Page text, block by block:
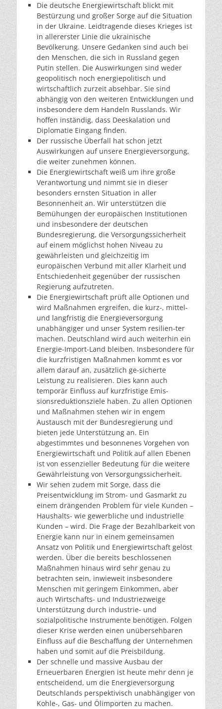
Die deutsche Energiewirtschaft blickt mit
Bestürzung und großer Sorge auf die Situation
in der Ukraine. Leidtragende dieses Krieges ist
in allererster Linie die ukrainische
Bevölkerung. Unsere Gedanken sind auch bei
den Menschen, die sich in Russland gegen
Putin stellen. Die Auswirkungen sind weder
geopolitisch noch energiepolitisch und
wirtschaftlich zurzeit absehbar. Sie sind
abhängig von den weiteren Entwicklungen und
insbesondere dem Handeln Russlands. Wir
hoffen inständig, dass Deeskalation und
Diplomatie Eingang finden.
Der russische Überfall hat schon jetzt
Auswirkungen auf unsere Energieversorgung,
die weiter zunehmen können.
Die Energiewirtschaft weiß um ihre große
Verantwortung und nimmt sie in dieser
besonders ernsten Situation in aller
Besonnenheit an. Wir unterstützen die
Bemühungen der europäischen Institutionen
und insbesondere der deutschen
Bundesregierung, die Versorgungssicherheit
auf einem möglichst hohen Niveau zu
gewährleisten und gleichzeitig im
europäischen Verbund mit aller Klarheit und
Entschiedenheit gegenüber der russischen
Regierung aufzutreten.
Die Energiewirtschaft prüft alle Optionen und
wird Maßnahmen ergreifen, die kurz-, mittel-
und langfristig die Energieversorgung
unabhängiger und unser System resilien-ter
machen. Deutschland wird auch weiterhin ein
Energie-Import-Land bleiben. Insbesondere für
die kurzfristigen Maßnahmen kommt es vor
allem darauf an, zusätzlich ge-sicherte
Leistung zu realisieren. Dies kann auch
temporär Einfluss auf kurzfristige Emis-
sionsreduktionsziele haben. Zu allen Optionen
und Maßnahmen stehen wir in engem
Austausch mit der Bundesregierung und
bieten jede Unterstützung an. Ein
abgestimmtes und besonnenes Vorgehen von
Energiewirtschaft und Politik auf allen Ebenen
ist von essenzieller Bedeutung für die weitere
Gewährleistung von Versorgungssicherheit.
Wir sehen zudem mit Sorge, dass die
Preisentwicklung im Strom- und Gasmarkt zu
einem drängenden Problem für viele Kunden –
Haushalts- wie gewerbliche und industrielle
Kunden – wird. Die Frage der Bezahlbarkeit von
Energie kann nur in einem gemeinsamen
Ansatz von Politik und Energiewirtschaft gelöst
werden. Über die bereits beschlossenen
Maßnahmen hinaus wird sehr genau zu
betrachten sein, inwieweit insbesondere
Menschen mit geringem Einkommen, aber
auch Wirtschafts- und Industriezweige
Unterstützung durch industrie- und
sozialpolitische Instrumente benötigen. Folgen
dieser Krise werden einen unübersehbaren
Einfluss auf die Beschaffung der Unternehmen
haben und somit auf die Preisbildung.
Der schnelle und massive Ausbau der
Erneuerbaren Energien ist heute mehr denn je
entscheidend, um die Energieversorgung
Deutschlands perspektivisch unabhängiger von
Kohle-, Gas- und Ölimporten zu machen.